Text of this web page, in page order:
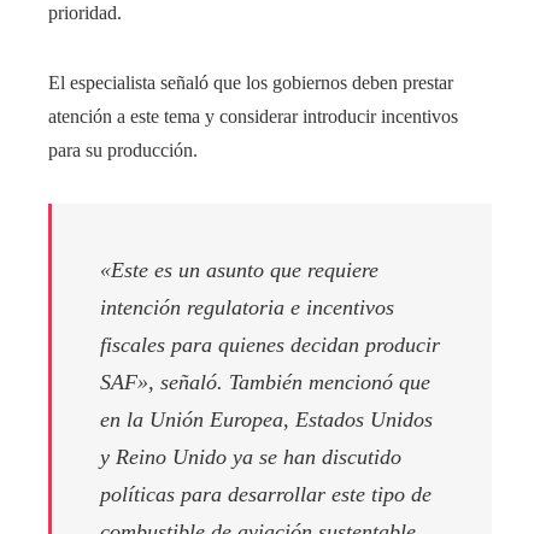
prioridad.
El especialista señaló que los gobiernos deben prestar
atención a este tema y considerar introducir incentivos
para su producción.
«Este es un asunto que requiere
intención regulatoria e incentivos
fiscales para quienes decidan producir
SAF», señaló. También mencionó que
en la Unión Europea, Estados Unidos
y Reino Unido ya se han discutido
políticas para desarrollar este tipo de